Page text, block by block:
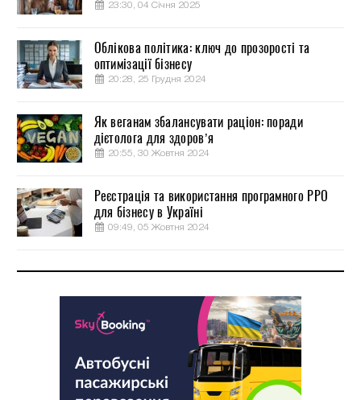
23:30, 04 Січня 2025
Облікова політика: ключ до прозорості та
оптимізації бізнесу
20:28, 25 Грудня 2024
Як веганам збалансувати раціон: поради
дієтолога для здоров’я
20:55, 30 Жовтня 2024
Реєстрація та використання програмного РРО
для бізнесу в Україні
09:49, 05 Жовтня 2024